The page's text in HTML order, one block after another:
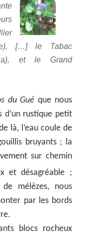
), […] le Tabac
), et le Grand
du Gué que nous
d’un rustique petit
là, l’eau coule de
bruyants ; la
sur chemin
et désagréable ;
mélèzes, nous
par les bords
blocs rocheux